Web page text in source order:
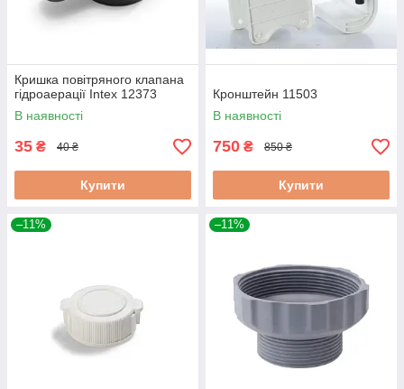
Кришка повітряного клапана
гідроаерації Intex 12373
В наявності
35 ₴ 40 ₴
Купити
Кронштейн 11503
В наявності
750 ₴ 850 ₴
Купити
–11% –11%